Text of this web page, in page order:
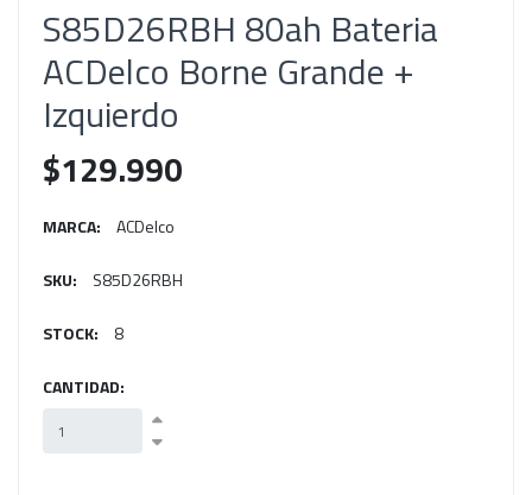
S85D26RBH 80ah Bateria
ACDelco Borne Grande +
Izquierdo
$129.990
MARCA: ACDelco
SKU: S85D26RBH
STOCK: 8
CANTIDAD: